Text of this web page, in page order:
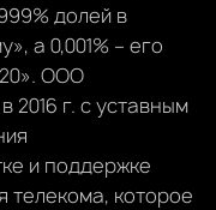
долей в
а 0,001% – его
ООО
2016 г. с уставным
и поддержке
телекома, которое